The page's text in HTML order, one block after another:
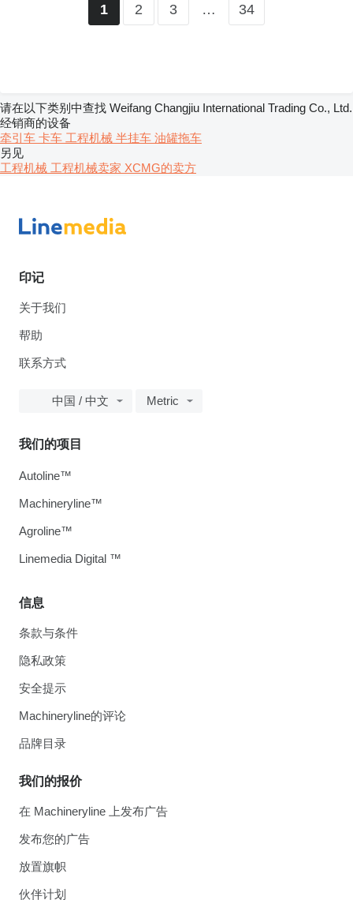
1 2 3 … 34
请在以下类别中查找 Weifang Changjiu International Trading Co., Ltd.
经销商的设备
牵引车 卡车 工程机械 半挂车 油罐拖车
另见
工程机械 工程机械卖家 XCMG的卖方
印记
关于我们
帮助
联系方式
中国 / 中文 Metric
信息
条款与条件
隐私政策
安全提示
Machineryline的评论
品牌目录
我们的报价
在 Machineryline 上发布广告
发布您的广告
放置旗帜
伙伴计划
我们的项目
Autoline™
Machineryline™
Agroline™
Linemedia Digital ™